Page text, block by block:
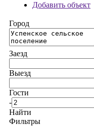
Добавить объект
Город
Заезд
Выезд
Гости
-
Найти
Фильтры